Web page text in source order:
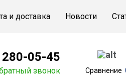
и доставка Новости
05-45
звонок Сравнение